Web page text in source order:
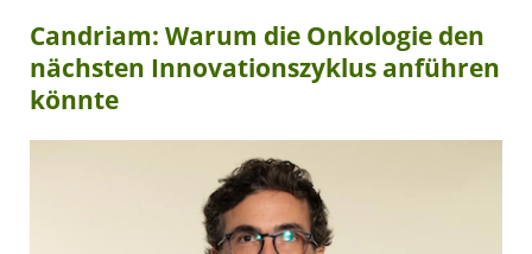
Candriam: Warum die Onkologie den
nächsten Innovationszyklus anführen
könnte